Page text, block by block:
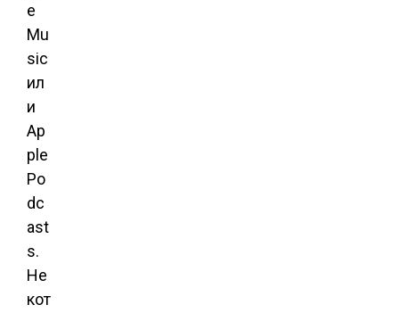
e
Mu
sic
ил
и
Ap
ple
Po
dc
ast
s.
Не
кот